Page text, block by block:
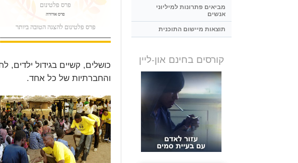
פרס פלטינום
פרס אורורה
פרס פלטינום להצגה הטובה ביותר
כושלים, קשיים בגידול ילדים,
והחברתיות של כל אחד.
מביאים פתרונות למיליוני
אנשים
תוצאות מיישום התוכנית
קורסים בחינם און-ליין